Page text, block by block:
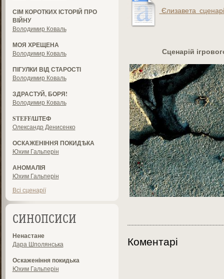
СІМ КОРОТКИХ ІСТОРІЙ ПРО
ВІЙНУ
Володимир Коваль
МОЯ ХРЕЩЕНА
Володимир Коваль
ПІГУЛКИ ВІД СТАРОСТІ
Володимир Коваль
ЗДРАСТУЙ, БОРЯ!
Володимир Коваль
STEFF/ШТЕФ
Олександр Денисенко
ОСКАЖЕНІННЯ ПОКИДѢКА
Юхим Гальперін
АНОМАЛІЯ
Юхим Гальперін
Всі сценарії
СИНОПСИСИ
Ненастане
Дара Шполянська
Оскаженіння покидька
Юхим Гальперін
Сценарій
Коментарі